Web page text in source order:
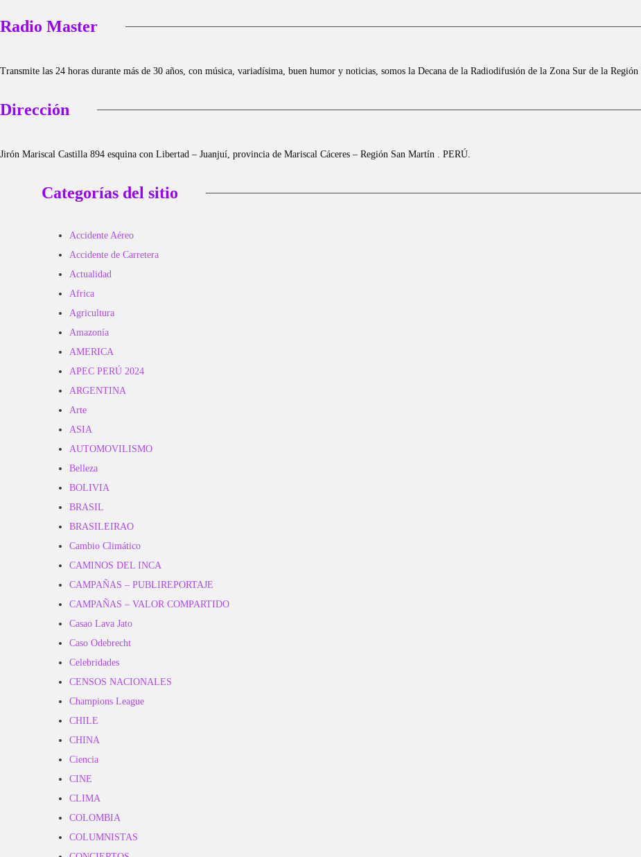
Radio Master
Transmite las 24 horas durante más de 30 años, con música, variadísima, buen humor y noticias, somos la Decana de la Radiodifusión de la Zona Sur de la
Dirección
Jirón Mariscal Castilla 894 esquina con Libertad – Juanjuí, provincia de Mariscal Cáceres – Región San Martín . PERÚ.
Categorías del sitio
Accidente Aéreo
Accidente de Carretera
Actualidad
Africa
Agricultura
Amazonía
AMERICA
APEC PERÚ 2024
ARGENTINA
Arte
ASIA
AUTOMOVILISMO
Belleza
BOLIVIA
BRASIL
BRASILEIRAO
Cambio Climático
CAMINOS DEL INCA
CAMPAÑAS – PUBLIREPORTAJE
CAMPAÑAS – VALOR COMPARTIDO
Casao Lava Jato
Caso Odebrecht
Celebridades
CENSOS NACIONALES
Champions League
CHILE
CHINA
Ciencia
CINE
CLIMA
COLOMBIA
COLUMNISTAS